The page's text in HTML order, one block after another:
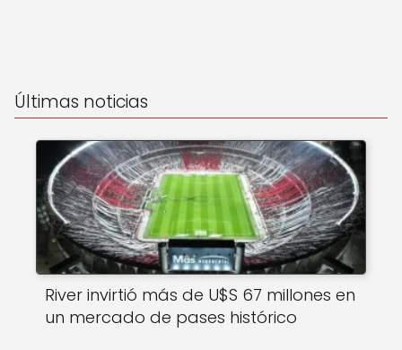
Últimas noticias
River invirtió más de U$S 67 millones en
un mercado de pases histórico